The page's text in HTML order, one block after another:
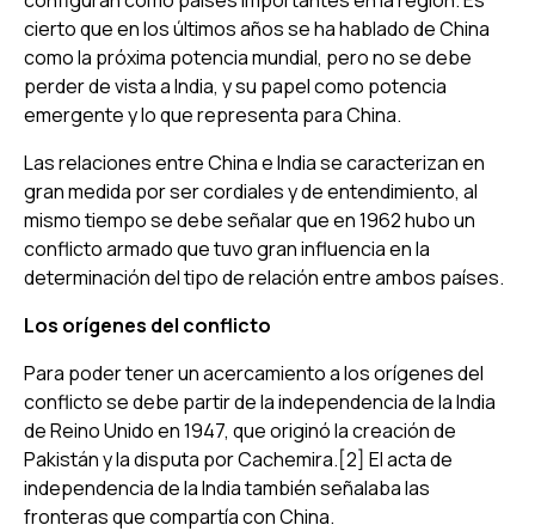
cierto que en los últimos años se ha hablado de China
como la próxima potencia mundial, pero no se debe
perder de vista a India, y su papel como potencia
emergente y lo que representa para China.
Las relaciones entre China e India se caracterizan en
gran medida por ser cordiales y de entendimiento, al
mismo tiempo se debe señalar que en 1962 hubo un
conflicto armado que tuvo gran influencia en la
determinación del tipo de relación entre ambos países.
Los orígenes del conflicto
Para poder tener un acercamiento a los orígenes del
conflicto se debe partir de la independencia de la India
de Reino Unido en 1947, que originó la creación de
Pakistán y la disputa por Cachemira.[2] El acta de
independencia de la India también señalaba las
fronteras que compartía con China.